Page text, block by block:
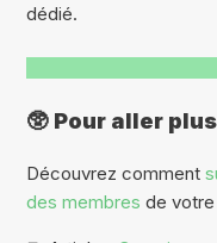
dédié.
🥸 Pour aller
Découvrez comment
des membres de